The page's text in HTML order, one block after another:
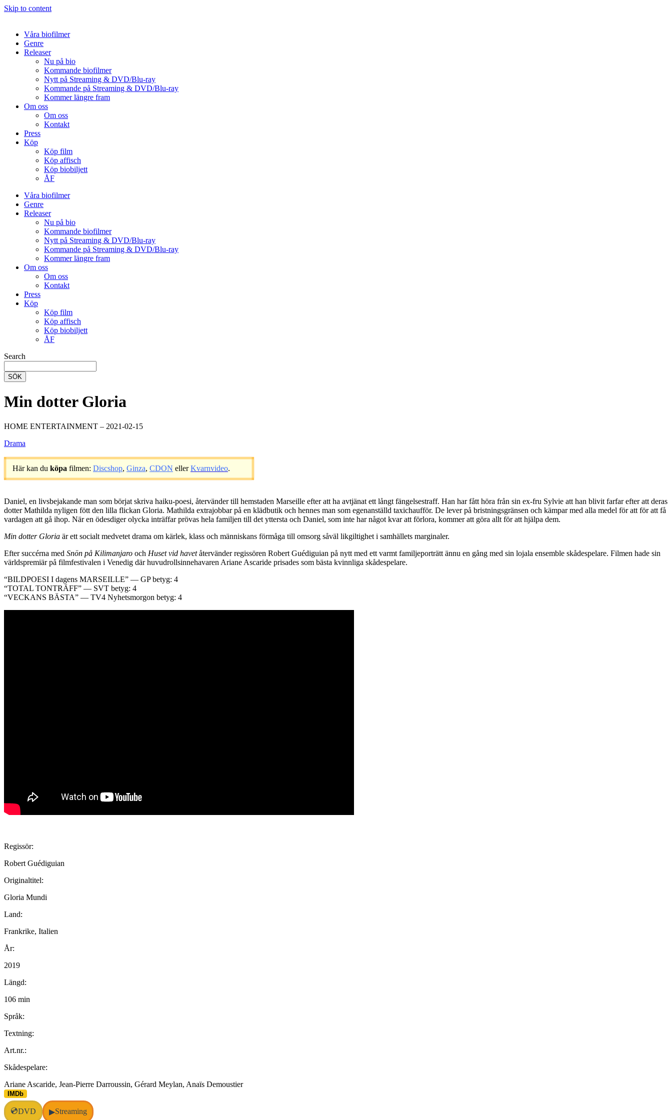
Skip to content
Våra biofilmer
Genre
Releaser
Nu på bio
Kommande biofilmer
Nytt på Streaming & DVD/Blu-ray
Kommande på Streaming & DVD/Blu-ray
Kommer längre fram
Om oss
Om oss
Kontakt
Press
Köp
Köp film
Köp affisch
Köp biobiljett
ÅF
Våra biofilmer
Genre
Releaser
Nu på bio
Kommande biofilmer
Nytt på Streaming & DVD/Blu-ray
Kommande på Streaming & DVD/Blu-ray
Kommer längre fram
Om oss
Om oss
Kontakt
Press
Köp
Köp film
Köp affisch
Köp biobiljett
ÅF
Search
SÖK
Min dotter Gloria
HOME ENTERTAINMENT – 2021-02-15
Drama
Här kan du köpa filmen: Discshop, Ginza, CDON ellerKvarnvideo.
Daniel, en livsbejakande man som börjat skriva haiku-poesi, återvänder till hemstaden Marseille efter att ha avtjänat ett långt fängelsestraff. Han har fått höra från sin ex-fru Sylvie att han blivit farfar efter att deras
dotter Mathilda nyligen fött den lilla flickan Gloria. Mathilda extrajobbar på en klädbutik och hennes man som egenanställd taxichaufför. De lever på bristningsgränsen och kämpar med alla medel för att för att få
vardagen att gå ihop. När en ödesdiger olycka inträffar prövas hela familjen till det yttersta och Daniel, som inte har något kvar att förlora, kommer att göra allt för att hjälpa dem.
Min dotter Gloria är ett socialt medvetet drama om kärlek, klass och människans förmåga till omsorg såväl likgiltighet i samhällets marginaler.
Efter succérna med Snön på Kilimanjaro och Huset vid havetåtervänder regissören Robert Guédiguian på nytt med ett varmt familjeporträtt ännu en gång med sin lojala ensemble skådespelare. Filmen hade sin
världspremiär på filmfestivalen i Venedig där huvudrollsinnehavaren Ariane Ascaride prisades som bästa kvinnliga skådespelare.
“BILDPOESI I dagens MARSEILLE” — GP betyg: 4
“TOTAL TONTRÄFF” — SVT betyg: 4
“VECKANS BÄSTA” — TV4 Nyhetsmorgon betyg: 4
Regissör:
Robert Guédiguian
Originaltitel:
Gloria Mundi
Land:
Frankrike, Italien
År:
2019
Längd:
106 min
Språk:
Textning:
Art.nr.:
Skådespelare:
Ariane Ascaride, Jean-Pierre Darroussin, Gérard Meylan, Anaïs Demoustier
IMDb
💿DVD ▶Streaming